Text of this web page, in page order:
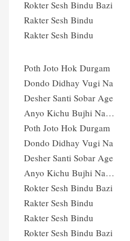
Rokter Sesh Bindu Bazi
Rakter Sesh Bindu
Rakter Sesh Bindu
Poth Joto Hok Durgam
Dondo Didhay Vugi Na
Desher Santi Sobar Age
Anyo Kichu Bujhi Na…
Poth Joto Hok Durgam
Dondo Didhay Vugi Na
Desher Santi Sobar Age
Anyo Kichu Bujhi Na…
Rokter Sesh Bindu Bazi
Rakter Sesh Bindu
Rakter Sesh Bindu
Rokter Sesh Bindu Bazi